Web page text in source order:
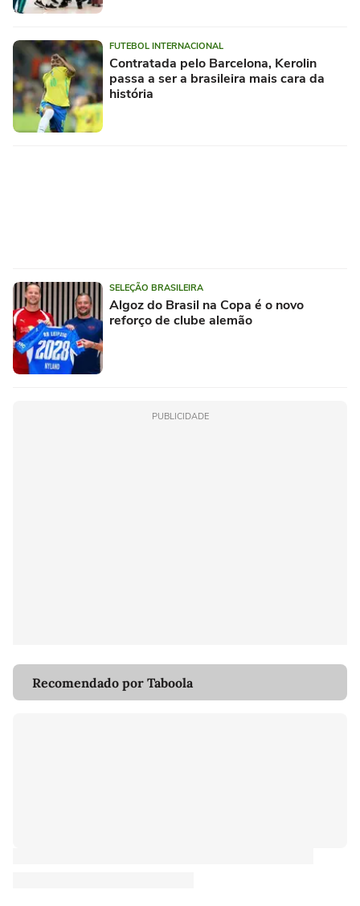
FUTEBOL INTERNACIONAL
Contratada pelo Barcelona, Kerolin
passa a ser a brasileira mais cara da
história
SELEÇÃO BRASILEIRA
Algoz do Brasil na Copa é o novo
reforço de clube alemão
PUBLICIDADE
Recomendado por Taboola